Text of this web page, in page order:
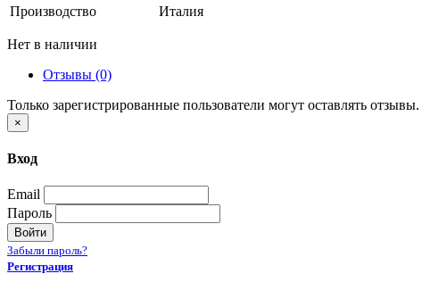
Производство
Италия
Нет в наличии
Отзывы (0)
Только зарегистрированные пользователи могут оставлять отзывы.
×
Вход
Email
Пароль
Войти
Забыли пароль?
Регистрация